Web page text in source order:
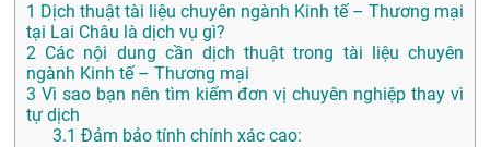
1 Dịch thuật tài liệu chuyên ngành Kinh tế – Thương mại
tại Lai Châu là dịch vụ gì?
2 Các nội dung cần dịch thuật trong tài liệu chuyên
ngành Kinh tế – Thương mại
3 Vì sao bạn nên tìm kiếm đơn vị chuyên nghiệp thay vì
tự dịch
3.1 Đảm bảo tính chính xác cao: